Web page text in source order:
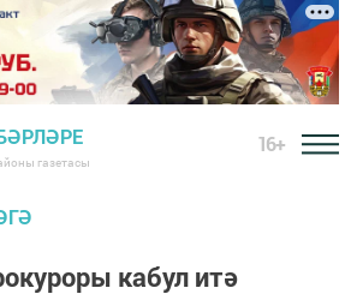
газетасы
16+
кабул итә